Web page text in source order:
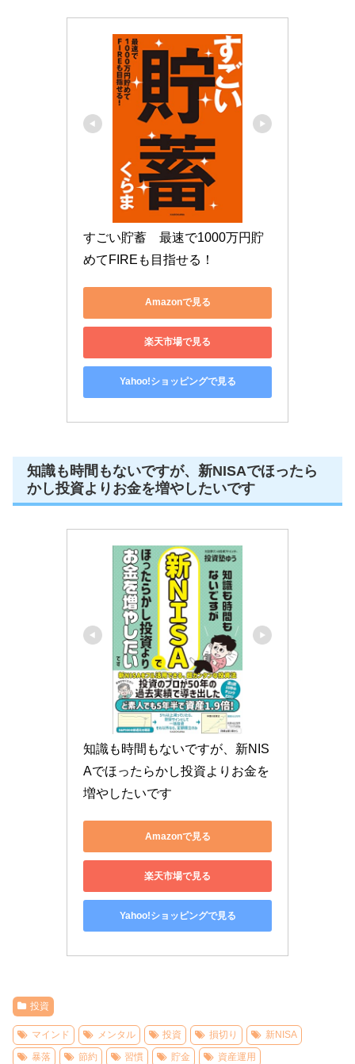
すごい貯蓄　最速で1000万円貯
めてFIREも目指せる！
Amazonで見る
楽天市場で見る
Yahoo!ショッピングで見る
知識も時間もないですが、新NISAでほったら
かし投資よりお金を増やしたいです
知識も時間もないですが、新NIS
Aでほったらかし投資よりお金を
増やしたいです
Amazonで見る
楽天市場で見る
Yahoo!ショッピングで見る
投資
マインド メンタル 投資 損切り
新NISA
暴落
節約 習慣 貯金 資産運用